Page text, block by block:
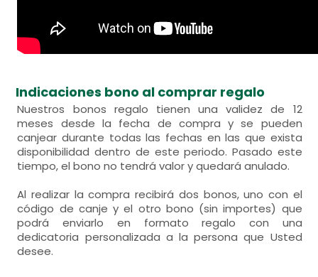
Indicaciones bono al comprar regalo
Nuestros bonos regalo tienen una validez de 12
meses desde la fecha de compra y se pueden
canjear durante todas las fechas en las que exista
disponibilidad dentro de este periodo. Pasado este
tiempo, el bono no tendrá valor y quedará anulado.
Al realizar la compra recibirá dos bonos, uno con el
código de canje y el otro bono (sin importes) que
podrá enviarlo en formato regalo con una
dedicatoria personalizada a la persona que Usted
desee.